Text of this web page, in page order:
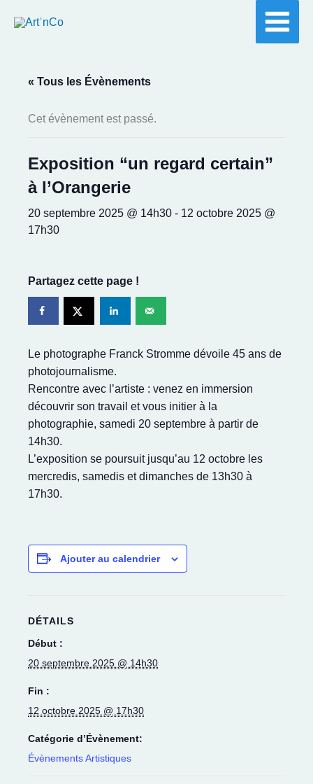
« Tous les Évènements
Cet évènement est passé.
Exposition “un regard certain”
à l’Orangerie
20 septembre 2025 @ 14h30 - 12 octobre 2025 @
17h30
Partagez cette page !
Le photographe Franck Stromme dévoile 45 ans de
photojournalisme.
Rencontre avec l’artiste : venez en immersion
découvrir son travail et vous initier à la
photographie, samedi 20 septembre à partir de
14h30.
L’exposition se poursuit jusqu’au 12 octobre les
mercredis, samedis et dimanches de 13h30 à
17h30.
Ajouter au calendrier
DÉTAILS
Début :
20 septembre 2025 @ 14h30
Fin :
12 octobre 2025 @ 17h30
Catégorie d’Évènement:
Évènements Artistiques